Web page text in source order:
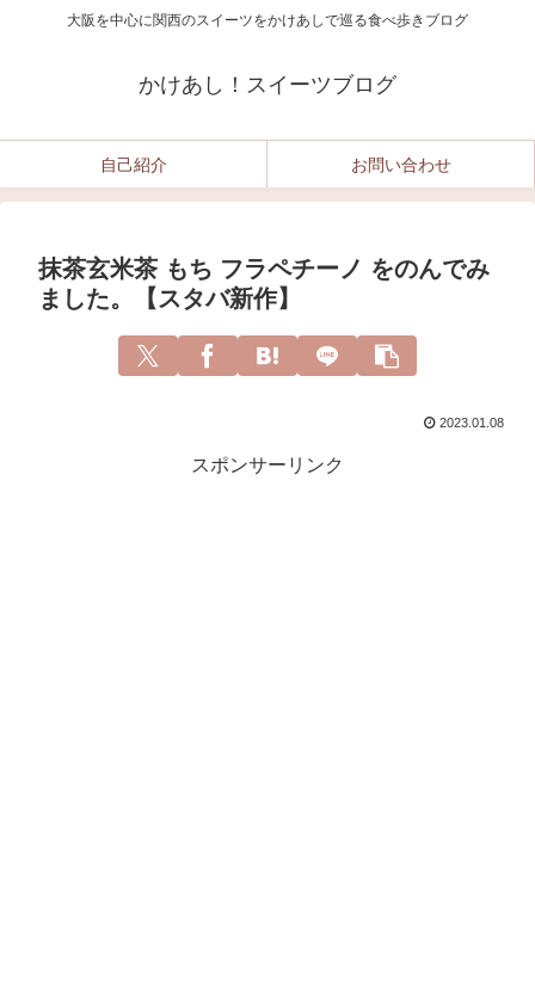
大阪を中心に関西のスイーツをかけあしで巡る食べ歩きブログ
かけあし！スイーツブログ
自己紹介 お問い合わせ
抹茶玄米茶 もち フラペチーノ をのんでみ
ました。【スタバ新作】
2023.01.08
スポンサーリンク